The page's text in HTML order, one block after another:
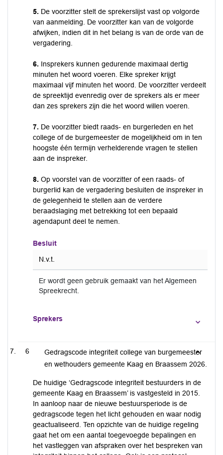
5. De voorzitter stelt de sprekerslijst vast op volgorde
van aanmelding. De voorzitter kan van de volgorde
afwijken, indien dit in het belang is van de orde van de
vergadering.
6. Insprekers kunnen gedurende maximaal dertig
minuten het woord voeren. Elke spreker krijgt
maximaal vijf minuten het woord. De voorzitter verdeelt
de spreektijd evenredig over de sprekers als er meer
dan zes sprekers zijn die het woord willen voeren.
7. De voorzitter biedt raads- en burgerleden en het
college of de burgemeester de mogelijkheid om in ten
hoogste één termijn verhelderende vragen te stellen
aan de inspreker.
8. Op voorstel van de voorzitter of een raads- of
burgerlid kan de vergadering besluiten de inspreker in
de gelegenheid te stellen aan de verdere
beraadslaging met betrekking tot een bepaald
agendapunt deel te nemen.
Besluit
N.v.t.
Er wordt geen gebruik gemaakt van het Algemeen
Spreekrecht.
Sprekers
6
Gedragscode integriteit college van burgemeester
en wethouders gemeente Kaag en Braassem 2026.
De huidige ‘Gedragscode integriteit bestuurders in de
gemeente Kaag en Braassem’ is vastgesteld in 2015.
In aanloop naar de nieuwe bestuursperiode is de
gedragscode tegen het licht gehouden en waar nodig
geactualiseerd. Ten opzichte van de huidige regeling
gaat het om een aantal toegevoegde bepalingen en
het vastleggen van afspraken over het bespreken van